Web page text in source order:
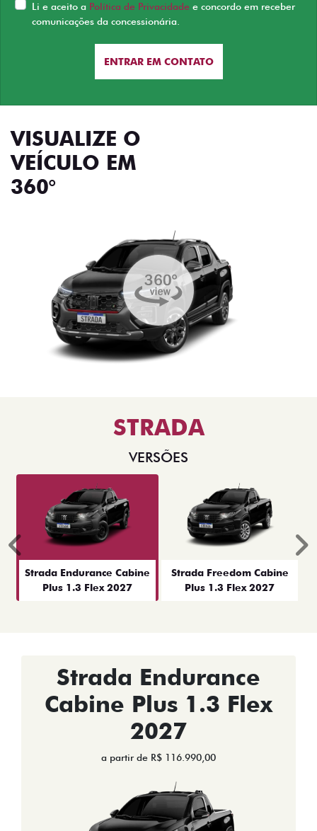
Li e aceito a Política de Privacidade e concordo em receber
comunicações da concessionária.
ENTRAR EM CONTATO
VISUALIZE O
VEÍCULO EM
360°
STRADA
VERSÕES
Strada Endurance Cabine
Plus 1.3 Flex 2027
Strada Freedom Cabine
Plus 1.3 Flex 2027
Anterior
Strada Endurance
Cabine Plus 1.3 Flex
2027
a partir de R$ 116.990,00